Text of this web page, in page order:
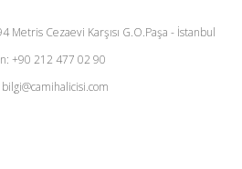
Metris Cezaevi Karşısı G.O.Paşa - İstanbul
+90 212 477 02 90